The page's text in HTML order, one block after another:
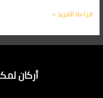
قراءة المزيد »
أركان